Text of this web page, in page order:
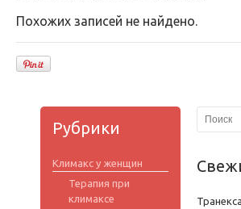
Похожих записей не найдено.
Рубрики
Климакс у женщин
Терапия при
климаксе